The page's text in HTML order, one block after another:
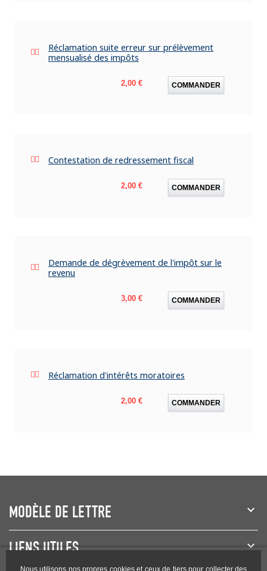
Nous utilisons nos propres cookies et ceux de tiers pour collecter des
Réclamation suite erreur sur prélèvement
mensualisé des impôts
Prix
2,00 € COMMANDER
Contestation de redressement fiscal
Prix
2,00 € COMMANDER
Demande de dégrèvement de l'impôt sur le
revenu
Prix
3,00 € COMMANDER
Réclamation d'intérêts moratoires
Prix
2,00 € COMMANDER
MODÈLE DE LETTRE
LIENS UTILES